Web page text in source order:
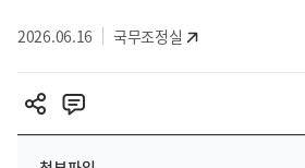
2026.06.16 국무조정실